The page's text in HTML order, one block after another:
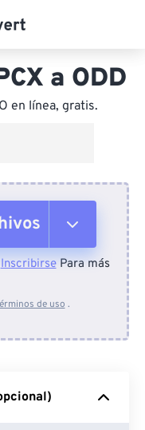
a ODD
en línea, gratis.
InscribirsePara más
de uso .